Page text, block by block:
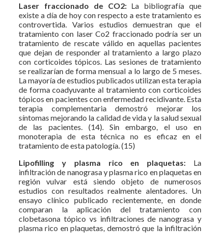
Laser fraccionado de CO2: La bibliografía que
existe a día de hoy con respecto a este tratamiento es
controvertida. Varios estudios demuestran que el
tratamiento con laser Co2 fraccionado podría ser un
tratamiento de rescate válido en aquellas pacientes
que dejan de responder al tratamiento a largo plazo
con corticoides tópicos. Las sesiones de tratamiento
se realizarían de forma mensual a lo largo de 5 meses.
La mayoría de estudios publicados utilizan esta terapia
de forma coadyuvante al tratamiento con corticoides
tópicos en pacientes con enfermedad recidivante. Esta
terapia complementaria demostró mejorar los
síntomas mejorando la calidad de vida y la salud sexual
de las pacientes. (14). Sin embargo, el uso en
monoterapia de esta técnica no es eficaz en el
tratamiento de esta patología. (15)
Lipofilling y plasma rico en plaquetas: La
infiltración de nanograsa y plasma rico en plaquetas en
región vulvar está siendo objeto de numerosos
estudios con resultados realmente alentadores. Un
ensayo clínico publicado recientemente, en donde
comparan la aplicación del tratamiento con
clobetasona tópico vs infiltraciones de nanograsa y
plasma rico en plaquetas, demostró que la infiltración